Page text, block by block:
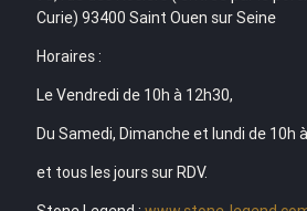
Curie) 93400 Saint Ouen sur Seine
Horaires :
Le Vendredi de 10h à 12h30,
Du Samedi, Dimanche et lundi de 10h
et tous les jours sur RDV.